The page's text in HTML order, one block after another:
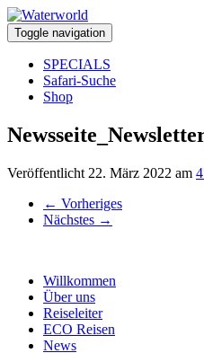
Toggle navigation
SPECIALS
Safari-Suche
Shop
Veröffentlicht 22. März 2022 am
← Vorheriges
Nächstes →
Willkommen
Über uns
Reiseleiter
ECO Reisen
News